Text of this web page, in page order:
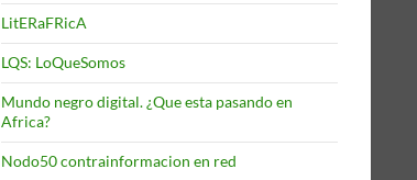
LitERaFRicA
LQS: LoQueSomos
Mundo negro digital. ¿Que esta pasando en
Africa?
Nodo50 contrainformacion en red